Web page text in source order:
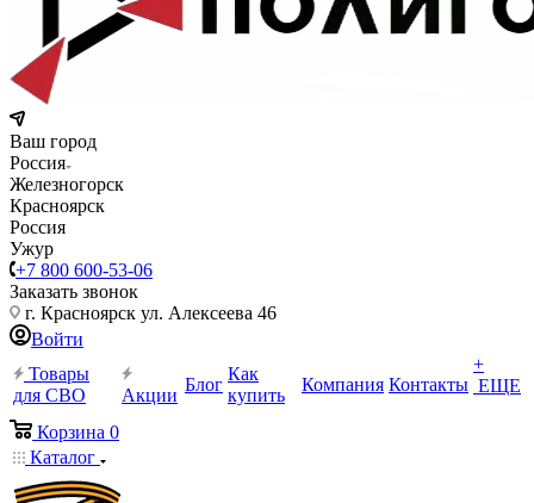
Ваш город
Россия
Железногорск
Красноярск
Россия
Ужур
+7 800 600-53-06
Заказать звонок
г. Красноярск ул. Алексеева 46
Войти
Товары
для СВО
Акции
Блог
Как
купить
Компания Контакты
+
ЕЩЕ
Корзина 0
Каталог